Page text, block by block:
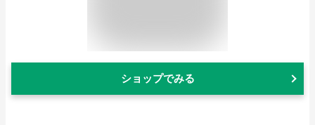
ショップでみる